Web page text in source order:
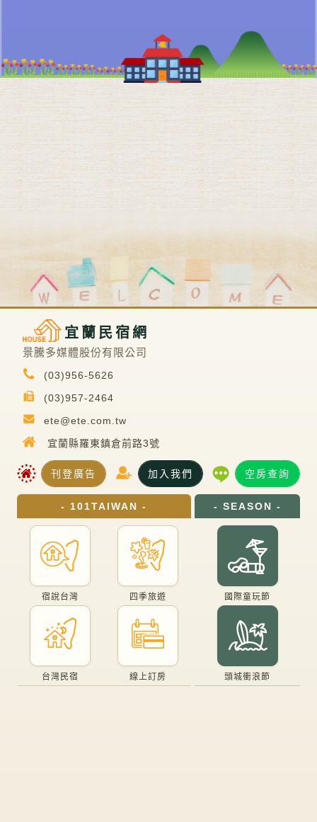
宜蘭民宿網
景騰多媒體股份有限公司
(03)956-5626
(03)957-2464
ete@ete.com.tw
宜蘭縣羅東鎮倉前路3號
刊登廣告 加入我們 空房查詢
- 101TAIWAN -
宿說台灣 四季旅遊
台灣民宿 線上訂房
- SEASON -
國際童玩節
頭城衝浪節